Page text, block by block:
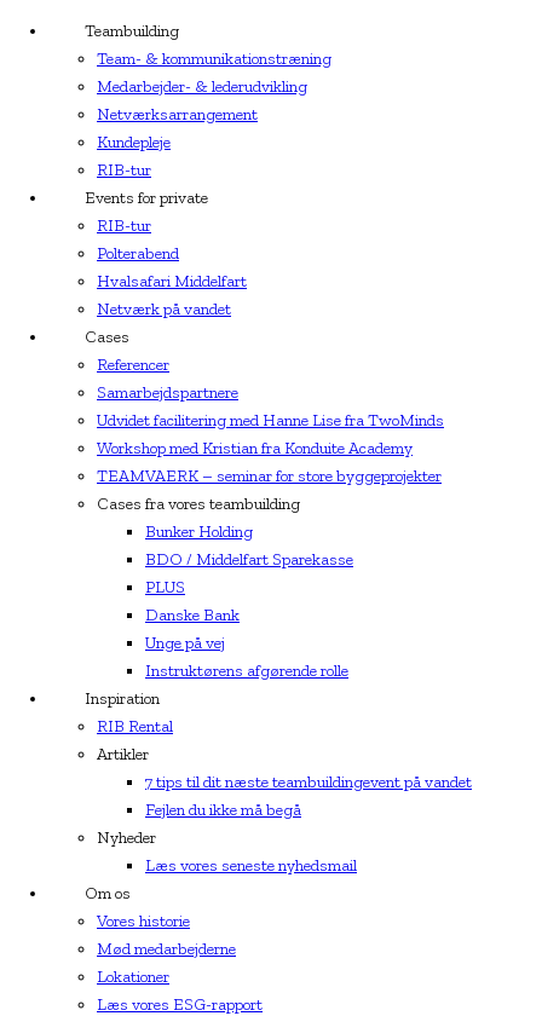
Teambuilding
Team- & kommunikationstræning
Medarbejder- & lederudvikling
Netværksarrangement
Kundepleje
RIB-tur
Events for private
RIB-tur
Polterabend
Hvalsafari Middelfart
Netværk på vandet
Cases
Referencer
Samarbejdspartnere
Udvidet facilitering med Hanne Lise fra TwoMinds
Workshop med Kristian fra Konduite Academy
TEAMVAERK – seminar for store byggeprojekter
Cases fra vores teambuilding
Bunker Holding
BDO / Middelfart Sparekasse
PLUS
Danske Bank
Unge på vej
Instruktørens afgørende rolle
Inspiration
RIB Rental
Artikler
7 tips til dit næste teambuildingevent på vandet
Fejlen du ikke må begå
Nyheder
Læs vores seneste nyhedsmail
Om os
Vores historie
Mød medarbejderne
Lokationer
Læs vores ESG-rapport